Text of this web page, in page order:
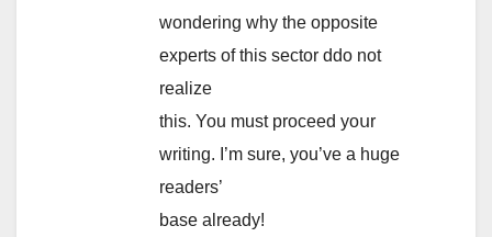
wondering why the opposite
experts οf this sector ddo not
realize
tһiѕ. You muѕt proceed yoսr
writing. I’m ѕure, you’ve a huge
readers’
base already!